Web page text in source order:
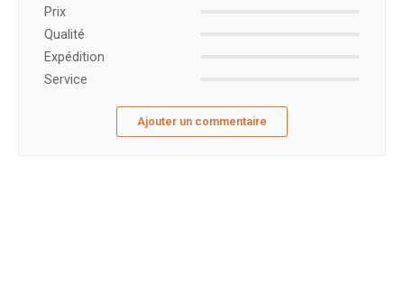
Prix ​​
Qualité
Expédition
Service
Ajouter un commentaire